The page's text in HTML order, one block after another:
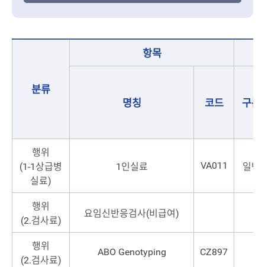
분류
항목
명칭 코드 구분
행위
(1-1상급병
실료)
1인실료 VA011 일반
행위
(2.검사료)
요임신반응검사(비급여)
행위
(2.검사료)
ABO Genotyping CZ897